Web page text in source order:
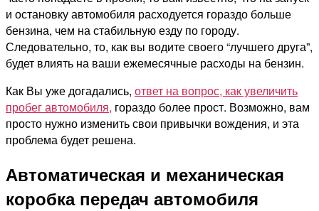
и остановку автомобиля расходуется гораздо больше
бензина, чем на стабильную езду по городу.
Следовательно, то, как вы водите своего “лучшего друга”,
будет влиять на ваши ежемесячные расходы на бензин.
Как Вы уже догадались, ответ на вопрос, как увеличить
пробег автомобиля, гораздо более прост. Возможно, вам
просто нужно изменить свои привычки вождения, и эта
проблема будет решена.
Автоматическая и механическая
коробка передач автомобиля